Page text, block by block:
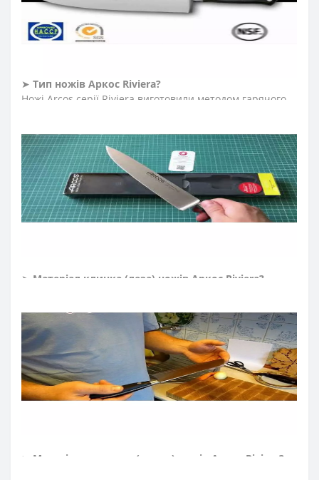
ножі, японські ножі, ножі Сантоку, поварські ножі, ножі
для овочів та фруктів, ножі для чищення овочів, ножі
для нарізки, ножі для томатів, ножі для риби, ножі для
➤ Тип ножів Аркос Riviera?
Ножі Arcos серії Riviera виготовили методом гарячого
надаючи форму професійному ножу. Кухонні ножі
згодом охолоджують азотом, термічно обробляють,
шліфують і полірують. На кінцевому етапі вставляють
рукоятку. Готові ковані ножі не мають небажаних
зварних швів, склеєних або порожніх ділянок.
Натомість ножам виготовленим методом гарячого
➤ Матеріал клинка (леза) ножів Аркос Riviera?
кухонного ножа. Неперевершену гостроту леза
створюють за технологією «шовковий край». Саме
вона дозволила досягти в кінцевому рахунку ідеальної
гостроти ножа і тривалої ріжучої здатності. Клинок зі
сталі NITRUM зберігає привабливий зовнішній вигляд
під час всього періоду експлуатації, йому характерна
➤ Матеріал ( ) ножів Аркос Riviera ?